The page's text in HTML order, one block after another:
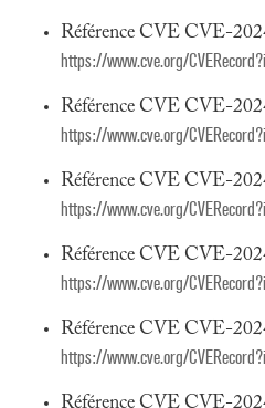
Référence CVE CVE-
https://www.cve.org/
Référence CVE CVE-
https://www.cve.org/
Référence CVE CVE-
https://www.cve.org/
Référence CVE CVE-
https://www.cve.org/
Référence CVE CVE-
https://www.cve.org/
Référence CVE CVE-